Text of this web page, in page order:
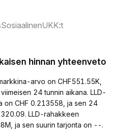
SosiaalinenUKK:t
hinnan yhteenveto
arvo on CHF551.55K,
24 tunnin aikana. LLD-
on CHF 0.213558, ja sen 24
LLD-rahakkeen
ja sen suurin tarjonta on --.